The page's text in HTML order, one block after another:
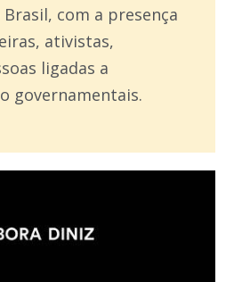
com a presença
ativistas,
ligadas a
governamentais.